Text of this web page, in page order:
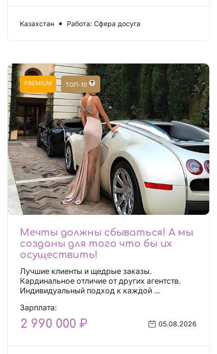
Казахстан Работа: Сфера досуга
PREMIUM ТОП-10
Мечты должны сбываться! А мы
созданы для того что бы их
осуществить!
Лучшие клиенты и щедрые заказы.
Кардинальное отличие от других агентств.
Индивидуальный подход к каждой ...
Зарплата:
2 990 000 ₽ 05.08.2026